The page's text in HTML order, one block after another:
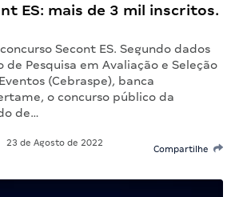
ES: mais de 3 mil inscritos.
Secont ES. Segundo dados
de Pesquisa em Avaliação e Seleção
(Cebraspe), banca
o concurso público da
de…
23 de Agosto de 2022
Compartilhe